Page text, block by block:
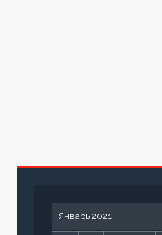
Январь 2021